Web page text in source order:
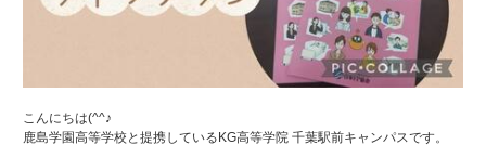
こんにちは(^^♪
鹿島学園高等学校と提携しているKG高等学院 千葉駅前キャンパスです。